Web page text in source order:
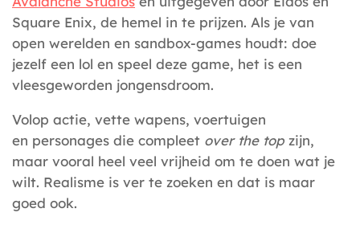
Square Enix, de hemel in te prijzen. Als je van
open werelden en sandbox-games houdt: doe
jezelf een lol en speel deze game, het is een
vleesgeworden jongensdroom.
Volop actie, vette wapens, voertuigen
en personages die compleet over the top zijn,
maar vooral heel veel vrijheid om te doen wat je
wilt. Realisme is ver te zoeken en dat is maar
goed ook.